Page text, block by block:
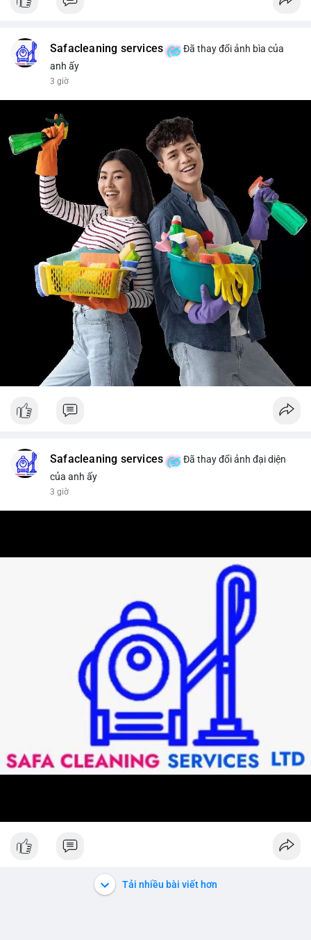
📰 Nguồn: Cointelegraph
Safacleaning services
Đã thay đổi ảnh bìa của
anh ấy
3 giờ
Safacleaning services
Đã thay đổi ảnh đại diện
của anh ấy
3 giờ
Tải nhiều bài viết hơn